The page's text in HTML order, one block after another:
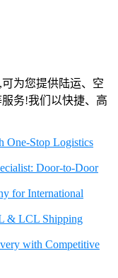
为您提供陆运、空
务!我们以快捷、高
One-Stop Logistics
Door-to-Door
for International
& LCL Shipping
with Competitive